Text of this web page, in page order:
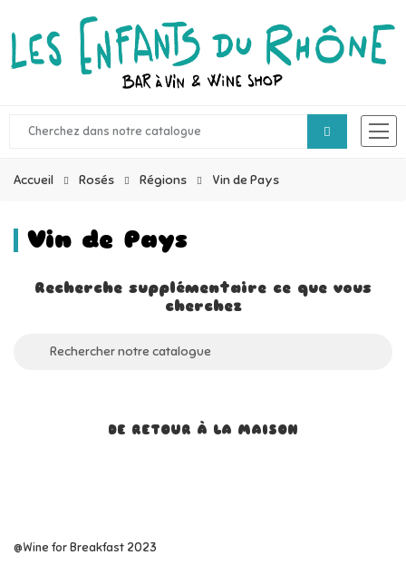
Accueil Rosés Régions Vin de Pays
Vin de Pays
Recherche supplémentaire ce que vous
cherchez
DE RETOUR À LA MAISON
@Wine for Breakfast 2023